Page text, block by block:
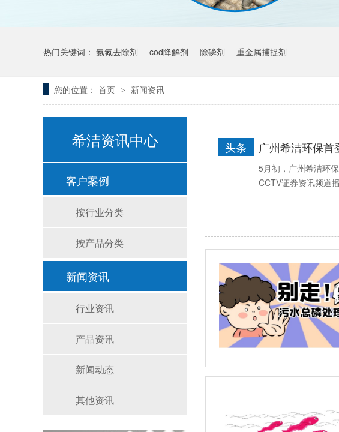
热门关键词： 氨氮去除剂 cod降解剂 除磷剂 重金属捕捉剂
您的位置： 首页 > 新闻资讯
广州希洁环保首
头条
5月初，广州希洁环
CCTV证券资讯频道
希洁资讯中心
客户案例
按行业分类
按产品分类
新闻资讯
行业资讯
产品资讯
新闻动态
其他资讯